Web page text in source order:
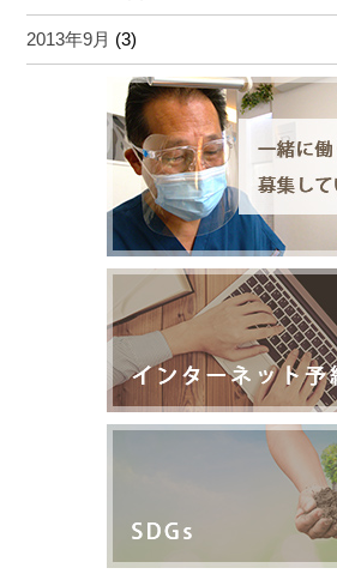
2013年9月 (3)